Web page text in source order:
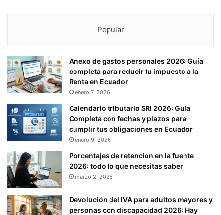
Popular
Anexo de gastos personales 2026: Guía
completa para reducir tu impuesto a la
Renta en Ecuador
enero 7, 2026
Calendario tributario SRI 2026: Guía
Completa con fechas y plazos para
cumplir tus obligaciones en Ecuador
enero 9, 2026
Porcentajes de retención en la fuente
2026: todo lo que necesitas saber
marzo 2, 2026
Devolución del IVA para adultos mayores y
personas con discapacidad 2026: Hay